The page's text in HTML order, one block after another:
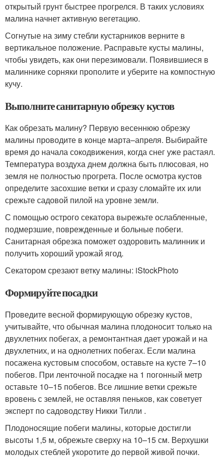
открытый грунт быстрее прогрелся. В таких условиях
малина начнет активную вегетацию.
Согнутые на зиму стебли кустарников верните в
вертикальное положение. Расправьте кусты малины,
чтобы увидеть, как они перезимовали. Появившиеся в
малиннике сорняки прополите и уберите на компостную
кучу.
Выполните санитарную обрезку кустов
Как обрезать малину? Первую весеннюю обрезку
малины проводите в конце марта–апреля. Выбирайте
время до начала сокодвижения, когда снег уже растаял.
Температура воздуха днем должна быть плюсовая, но
земля не полностью прогрета. После осмотра кустов
определите засохшие ветки и сразу сломайте их или
срежьте садовой пилой на уровне земли.
С помощью острого секатора вырежьте ослабленные,
подмерзшие, поврежденные и больные побеги.
Санитарная обрезка поможет оздоровить малинник и
получить хороший урожай ягод.
Секатором срезают ветку малины: iStockPhoto
Формируйте посадки
Проведите весной формирующую обрезку кустов,
учитывайте, что обычная малина плодоносит только на
двухлетних побегах, а ремонтантная дает урожай и на
двухлетних, и на однолетних побегах. Если малина
посажена кустовым способом, оставьте на кусте 7–10
побегов. При ленточной посадке на 1 погонный метр
оставьте 10–15 побегов. Все лишние ветки срежьте
вровень с землей, не оставляя пеньков, как советует
эксперт по садоводству Никки Тилли .
Плодоносящие побеги малины, которые достигли
высоты 1,5 м, обрежьте сверху на 10–15 см. Верхушки
молодых стеблей укоротите до первой живой почки.